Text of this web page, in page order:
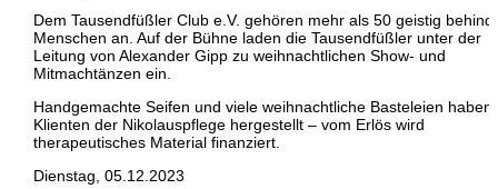
Dem Tausendfüßler Club e.V. gehören mehr als 50 geistig
Menschen an. Auf der Bühne laden die Tausendfüßler unter der
Leitung von Alexander Gipp zu weihnachtlichen Show- und
Mitmachtänzen ein.
Handgemachte Seifen und viele weihnachtliche Basteleien haben
Klienten der Nikolauspflege hergestellt – vom Erlös wird
therapeutisches Material finanziert.
Dienstag, 05.12.2023